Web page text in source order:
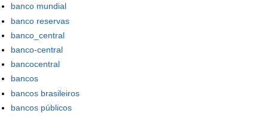
banco mundial
banco reservas
banco_central
banco-central
bancocentral
bancos
bancos brasileiros
bancos públicos